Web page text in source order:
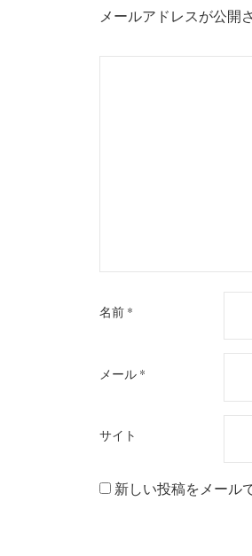
シ
ョ
メールアドレスが公開
名前 *
メール *
サイト
新しい投稿をメール